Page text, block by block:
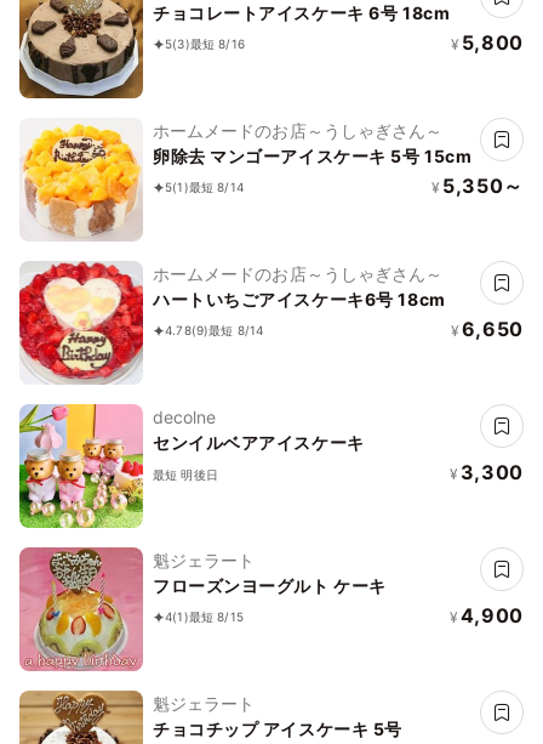
チョコレートアイスケーキ 6号 18cm
5(3)最短 8/16 ¥ 5,800
ホームメードのお店～うしゃぎさん～
卵除去 マンゴーアイスケーキ 5号 15cm
5(1)最短 8/14 ¥ 5,350～
ホームメードのお店～うしゃぎさん～
ハートいちごアイスケーキ6号 18cm
4.78(9)最短 8/14 ¥ 6,650
decolne
センイルベアアイスケーキ
最短 明後日 ¥ 3,300
魁ジェラート
フローズンヨーグルト ケーキ
4(1)最短 8/15 ¥ 4,900
魁ジェラート
チョコチップ アイスケーキ 5号